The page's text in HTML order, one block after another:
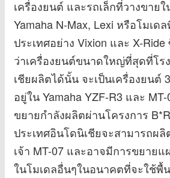
เครื่องยนต์ และรถเล็กที่วางขาย
Yamaha N-Max, Lexi หรือโมเด
ประเทศอย่าง Vixion และ X-
ว่าเครื่องยนต์ขนาดใหญ่ที่สุดที่โร
เชียผลิตได้นั้น จะเป็นเครื่องยนต์
อยู่ใน Yamaha YZF-R3 และ
ขยายกำลังผลิตผ่านโครงการ
ประเทศอินโดนิเชียจะสามารถผ
เจ้า MT-07 และอาจมีการขยาย
ในโมเดลอื่นๆในอนาคตที่จะใช้พื้